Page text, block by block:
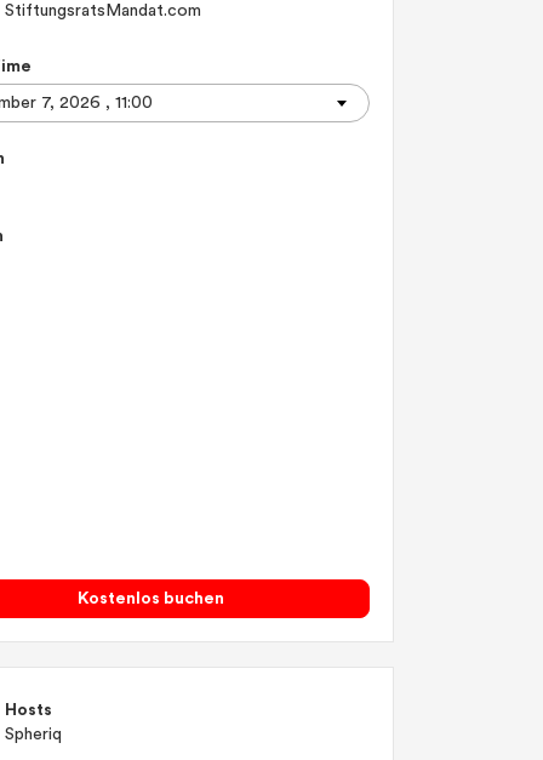
StiftungsratsMandat.com
Kostenlos buchen
Hosts
Spheriq